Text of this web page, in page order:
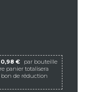
0,98 €
par bouteille
panier totalisera
de réduction